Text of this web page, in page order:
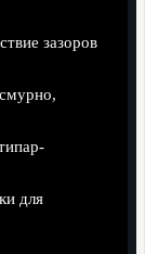
зазоров
для